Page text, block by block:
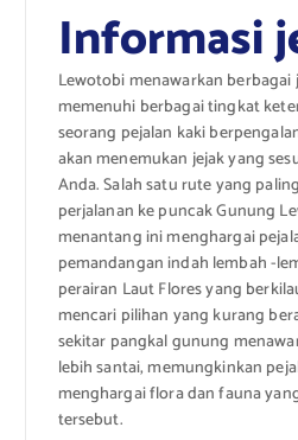
Informasi
Lewotobi menawarkan
memenuhi berbagai tingkat
seorang pejalan kaki
akan menemukan jejak yang
Anda. Salah satu rute yang
perjalanan ke puncak Gunung
menantang ini menghargai
pemandangan indah lembah -
perairan Laut Flores yang
mencari pilihan yang kurang
sekitar pangkal gunung
lebih santai, memungkinkan
menghargai flora dan fauna
tersebut.